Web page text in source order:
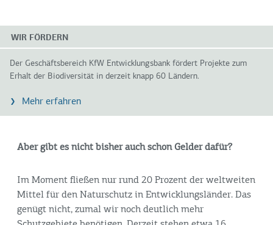
WIR FÖRDERN
Der Geschäftsbereich KfW Entwicklungsbank fördert Projekte zum
Erhalt der Biodiversität in derzeit knapp 60 Ländern.
Mehr erfahren
Aber gibt es nicht bisher auch schon Gelder dafür?
Im Moment fließen nur rund 20 Prozent der weltweiten
Mittel für den Naturschutz in Entwicklungsländer. Das
genügt nicht, zumal wir noch deutlich mehr